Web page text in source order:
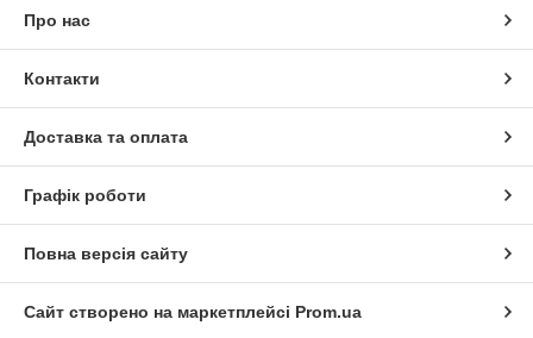
Про нас
Контакти
Доставка та оплата
Графік роботи
Повна версія сайту
Сайт створено на маркетплейсі Prom.ua